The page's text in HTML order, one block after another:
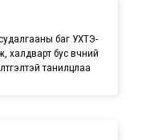
баг УХТЭ-
халдварт бус өвчний
танилцлаа